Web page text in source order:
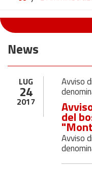
News
LUG
24
2017
Avviso
del
Avviso